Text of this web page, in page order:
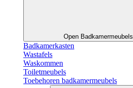
Open Badkamermeubels
Badkamerkasten
Wastafels
Waskommen
Toiletmeubels
Toebehoren badkamermeubels